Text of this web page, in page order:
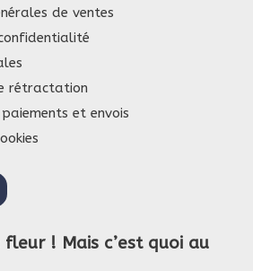
de ventes
rétractation
et envois
fleur ! Mais c’est quoi au